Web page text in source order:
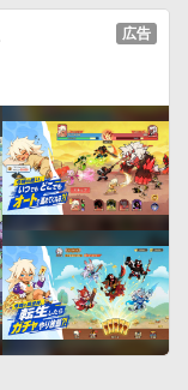
広告